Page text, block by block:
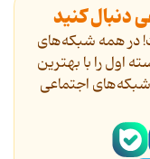
دنبال کنید
در همه شبکه‌های
اول را با بهترین
شبکه‌های اجتماعی